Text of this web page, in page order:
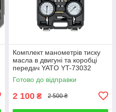
Комплект манометрів тиску
масла в двигуні та коробці
передач YATO YT-73032
Готово до відправки
2 100 ₴ 2 500 ₴